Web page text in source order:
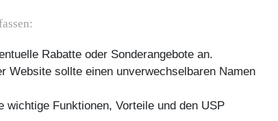
Rabatte oder Sonderangebote an.
Website sollte einen unverwechselbaren Namen
Funktionen, Vorteile und den USP